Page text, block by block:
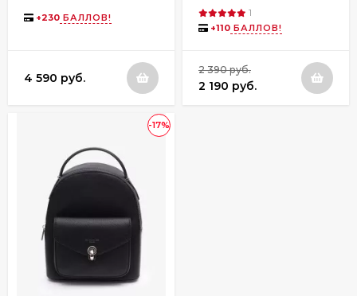
+230 БАЛЛОВ!
4 590 руб.
1
+110 БАЛЛОВ!
2 390 руб.
2 190 руб.
-17%